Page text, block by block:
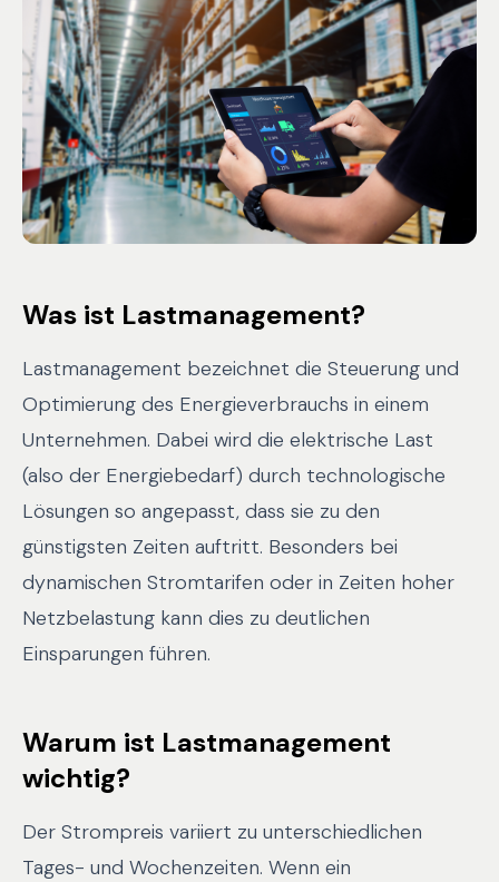
Was ist Lastmanagement?
Lastmanagement bezeichnet die Steuerung und
Optimierung des Energieverbrauchs in einem
Unternehmen. Dabei wird die elektrische Last
(also der Energiebedarf) durch technologische
Lösungen so angepasst, dass sie zu den
günstigsten Zeiten auftritt. Besonders bei
dynamischen Stromtarifen oder in Zeiten hoher
Netzbelastung kann dies zu deutlichen
Einsparungen führen.
Warum ist Lastmanagement
wichtig?
Der Strompreis variiert zu unterschiedlichen
Tages- und Wochenzeiten. Wenn ein